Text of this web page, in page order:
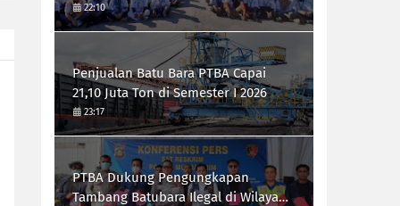
Sungai dalam Konferensi Sungai
Indonesia 2026
22:10
Penjualan Batu Bara PTBA Capai
21,10 Juta Ton di Semester I 2026
23:17
PTBA Dukung Pengungkapan
Tambang Batubara Ilegal di Wilayah